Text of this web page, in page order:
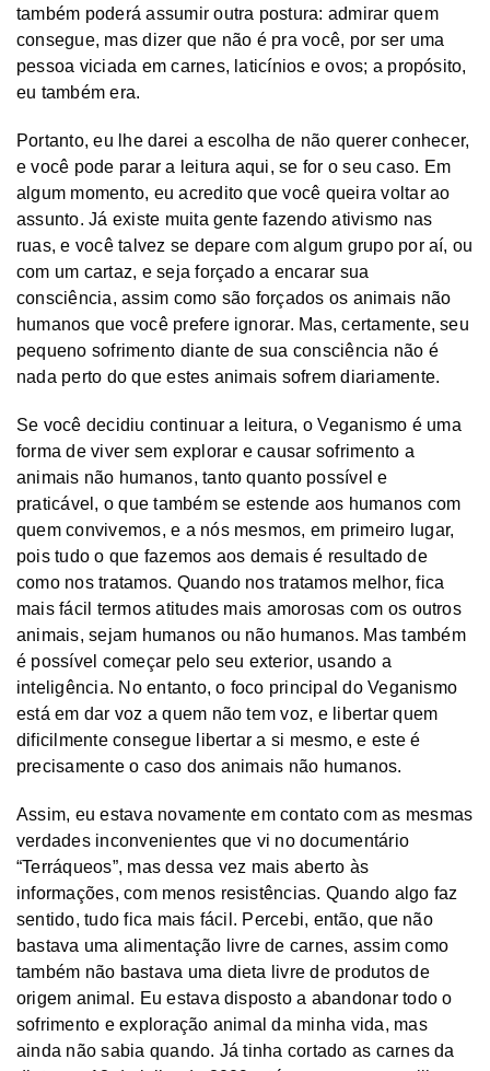
também poderá assumir outra postura: admirar quem
consegue, mas dizer que não é pra você, por ser uma
pessoa viciada em carnes, laticínios e ovos; a propósito,
eu também era.
Portanto, eu lhe darei a escolha de não querer conhecer,
e você pode parar a leitura aqui, se for o seu caso. Em
algum momento, eu acredito que você queira voltar ao
assunto. Já existe muita gente fazendo ativismo nas
ruas, e você talvez se depare com algum grupo por aí, ou
com um cartaz, e seja forçado a encarar sua
consciência, assim como são forçados os animais não
humanos que você prefere ignorar. Mas, certamente, seu
pequeno sofrimento diante de sua consciência não é
nada perto do que estes animais sofrem diariamente.
Se você decidiu continuar a leitura, o Veganismo é uma
forma de viver sem explorar e causar sofrimento a
animais não humanos, tanto quanto possível e
praticável, o que também se estende aos humanos com
quem convivemos, e a nós mesmos, em primeiro lugar,
pois tudo o que fazemos aos demais é resultado de
como nos tratamos. Quando nos tratamos melhor, fica
mais fácil termos atitudes mais amorosas com os outros
animais, sejam humanos ou não humanos. Mas também
é possível começar pelo seu exterior, usando a
inteligência. No entanto, o foco principal do Veganismo
está em dar voz a quem não tem voz, e libertar quem
dificilmente consegue libertar a si mesmo, e este é
precisamente o caso dos animais não humanos.
Assim, eu estava novamente em contato com as mesmas
verdades inconvenientes que vi no documentário
“Terráqueos”, mas dessa vez mais aberto às
informações, com menos resistências. Quando algo faz
sentido, tudo fica mais fácil. Percebi, então, que não
bastava uma alimentação livre de carnes, assim como
também não bastava uma dieta livre de produtos de
origem animal. Eu estava disposto a abandonar todo o
sofrimento e exploração animal da minha vida, mas
ainda não sabia quando. Já tinha cortado as carnes da